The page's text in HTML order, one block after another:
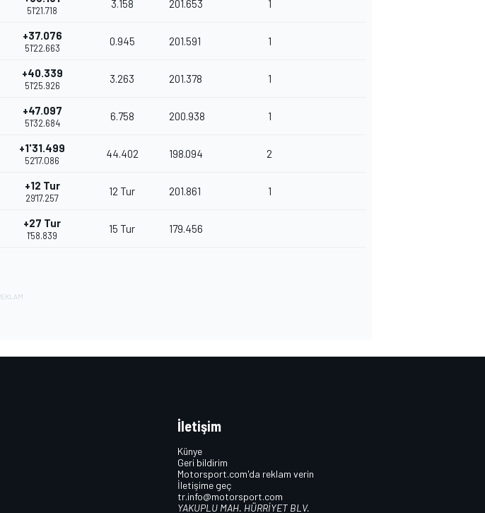
51'21.718
3.158 201.653 1
+37.076
51'22.663
0.945 201.591 1
+40.339
51'25.926
3.263 201.378 1
+47.097
51'32.684
6.758 200.938 1
+1'31.499
52'17.086
44.402 198.094 2
+12 Tur
29'17.257
12 Tur 201.861 1
+27 Tur
1'58.839
15 Tur 179.456
İletişim
Künye
Geri bildirim
Motorsport.com'da reklam verin
İletişime geç
tr.info@motorsport.com
YAKUPLU MAH. HÜRRİYET BLV.